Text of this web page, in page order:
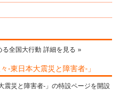
る全国大行動 詳細を見る »
-東日本大震災と障害者-」
震災と障害者-」の特設ページを開設